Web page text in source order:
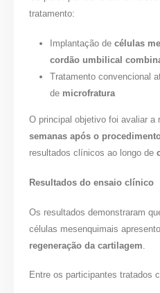
tratamento:
Implantação de células
cordão umbilical
Tratamento convencional
de microfratura
O principal objetivo foi avaliar
semanas após o
resultados clínicos ao longo de
Resultados do ensaio clínico
Os resultados demonstraram
células mesenquimais
regeneração da cartilagem
Entre os participantes tratados